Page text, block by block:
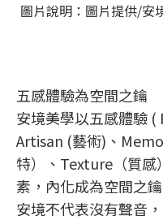
圖片說明：圖片提供/安
五感體驗為空間之鑰
安境美學以五感體驗 (
Artisan (藝術)、
特）、Texture（質感
素，內化成為空間之
安境不代表沒有聲音